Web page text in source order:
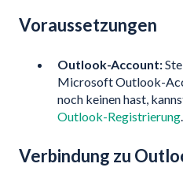
Voraussetzungen
Outlook-Account:
Microsoft Outlook-
noch keinen hast,
Outlook-Registrierung
Verbindung zu